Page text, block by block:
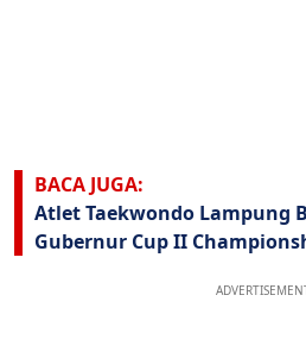
BACA JUGA:
Atlet Taekwondo Lampung
Gubernur Cup II